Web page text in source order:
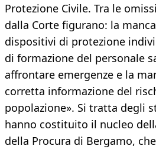
Protezione Civile. Tra le
dalla Corte figurano: la
dispositivi di protezione
di formazione del personale
affrontare emergenze e la
corretta informazione del
popolazione». Si tratta degli
hanno costituito il nucleo
della Procura di Bergamo,